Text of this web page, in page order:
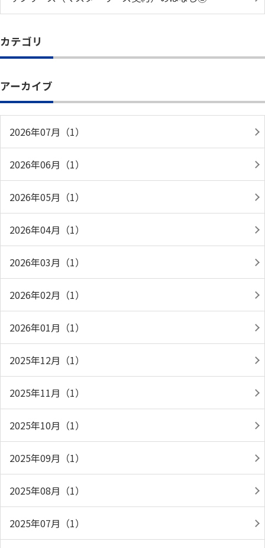
カテゴリ
アーカイブ
2026年07月（1）
2026年06月（1）
2026年05月（1）
2026年04月（1）
2026年03月（1）
2026年02月（1）
2026年01月（1）
2025年12月（1）
2025年11月（1）
2025年10月（1）
2025年09月（1）
2025年08月（1）
2025年07月（1）